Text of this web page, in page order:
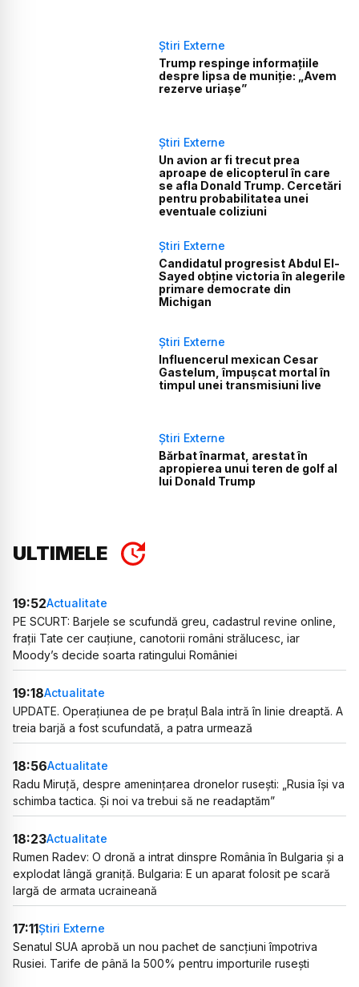
Știri Externe
Trump respinge informațiile
despre lipsa de muniție: „Avem
rezerve uriașe”
Știri Externe
Un avion ar fi trecut prea
aproape de elicopterul în care
se afla Donald Trump. Cercetări
pentru probabilitatea unei
eventuale coliziuni
Știri Externe
Candidatul progresist Abdul El-
Sayed obține victoria în alegerile
primare democrate din
Michigan
Știri Externe
Influencerul mexican Cesar
Gastelum, împușcat mortal în
timpul unei transmisiuni live
Știri Externe
Bărbat înarmat, arestat în
apropierea unui teren de golf al
lui Donald Trump
ULTIMELE
19:52Actualitate
PE SCURT: Barjele se scufundă greu, cadastrul revine online,
frații Tate cer cauțiune, canotorii români strălucesc, iar
Moody’s decide soarta ratingului României
19:18Actualitate
UPDATE. Operațiunea de pe brațul Bala intră în linie dreaptă. A
treia barjă a fost scufundată, a patra urmează
18:56Actualitate
Radu Miruță, despre amenințarea dronelor rusești: „Rusia își va
schimba tactica. Și noi va trebui să ne readaptăm”
18:23Actualitate
Rumen Radev: O dronă a intrat dinspre România în Bulgaria și a
explodat lângă graniță. Bulgaria: E un aparat folosit pe scară
largă de armata ucraineană
17:11Știri Externe
Senatul SUA aprobă un nou pachet de sancțiuni împotriva
Rusiei. Tarife de până la 500% pentru importurile rusești